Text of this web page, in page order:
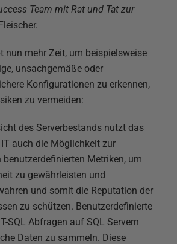
Team mit Rat und Tat zur
nun mehr Zeit, um beispielsweise
unsachgemäße oder
Konfigurationen zu erkennen,
zu vermeiden:
des Serverbestands nutzt das
auch die Möglichkeit zur
Metriken, um
zu gewährleisten und
und somit die Reputation der
zu schützen. Benutzerdefinierte
SQL Abfragen auf SQL Servern
Daten zu sammeln. Diese